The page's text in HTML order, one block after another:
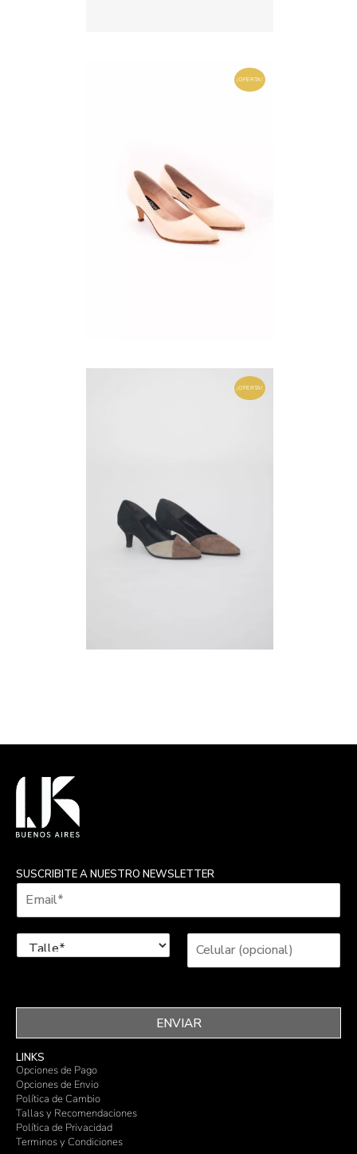
¡OFERTA!
¡OFERTA!
SUSCRIBITE A NUESTRO NEWSLETTER
ENVIAR
LINKS
Opciones de Pago
Opciones de Envio
Política de Cambio
Tallas y Recomendaciones
Política de Privacidad
Terminos y Condiciones